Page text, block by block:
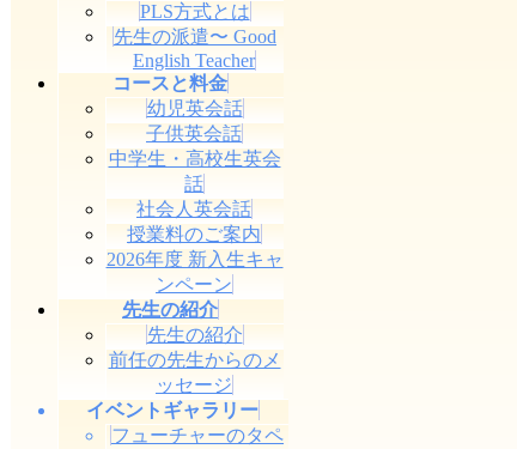
PLS方式とは
先生の派遣〜 Good
English Teacher
コースと料金
幼児英会話
子供英会話
中学生・高校生英会
話
社会人英会話
授業料のご案内
2026年度 新入生キャ
ンペーン
先生の紹介
先生の紹介
前任の先生からのメ
ッセージ
イベントギャラリー
フューチャーのタペ